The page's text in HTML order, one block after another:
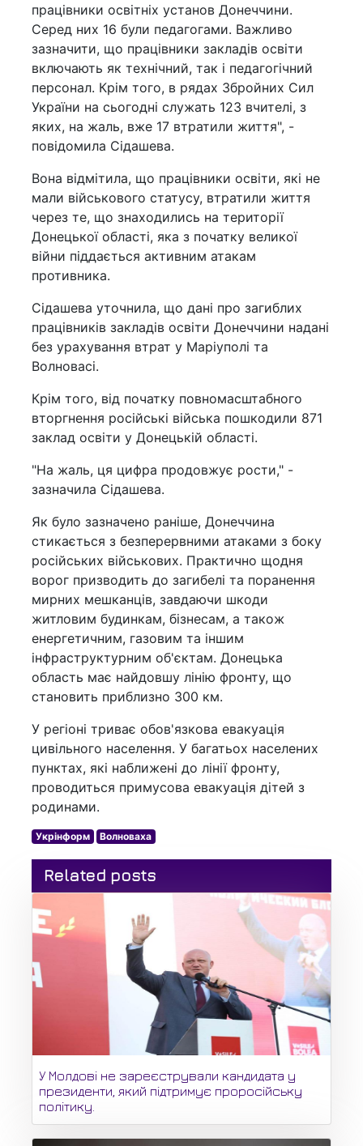
працівники освітніх установ Донеччини.
Серед них 16 були педагогами. Важливо
зазначити, що працівники закладів освіти
включають як технічний, так і педагогічний
персонал. Крім того, в рядах Збройних Сил
України на сьогодні служать 123 вчителі, з
яких, на жаль, вже 17 втратили життя", -
повідомила Сідашева.
Вона відмітила, що працівники освіти, які не
мали військового статусу, втратили життя
через те, що знаходились на території
Донецької області, яка з початку великої
війни піддається активним атакам
противника.
Сідашева уточнила, що дані про загиблих
працівників закладів освіти Донеччини надані
без урахування втрат у Маріуполі та
Волновасі.
Крім того, від початку повномасштабного
вторгнення російські війська пошкодили 871
заклад освіти у Донецькій області.
"На жаль, ця цифра продовжує рости," -
зазначила Сідашева.
Як було зазначено раніше, Донеччина
стикається з безперервними атаками з боку
російських військових. Практично щодня
ворог призводить до загибелі та поранення
мирних мешканців, завдаючи шкоди
житловим будинкам, бізнесам, а також
енергетичним, газовим та іншим
інфраструктурним об'єктам. Донецька
область має найдовшу лінію фронту, що
становить приблизно 300 км.
У регіоні триває обов'язкова евакуація
цивільного населення. У багатьох населених
пунктах, які наближені до лінії фронту,
проводиться примусова евакуація дітей з
родинами.
Укрінформ Волноваха
Related posts
У Молдові не зареєстрували кандидата у
президенти, який підтримує проросійську
політику.